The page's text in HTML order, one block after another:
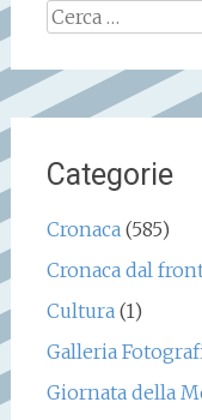
Ricerca
Categorie
Cronaca(585)
Cronaca dal
Cultura(1)
Galleria
Giornata della